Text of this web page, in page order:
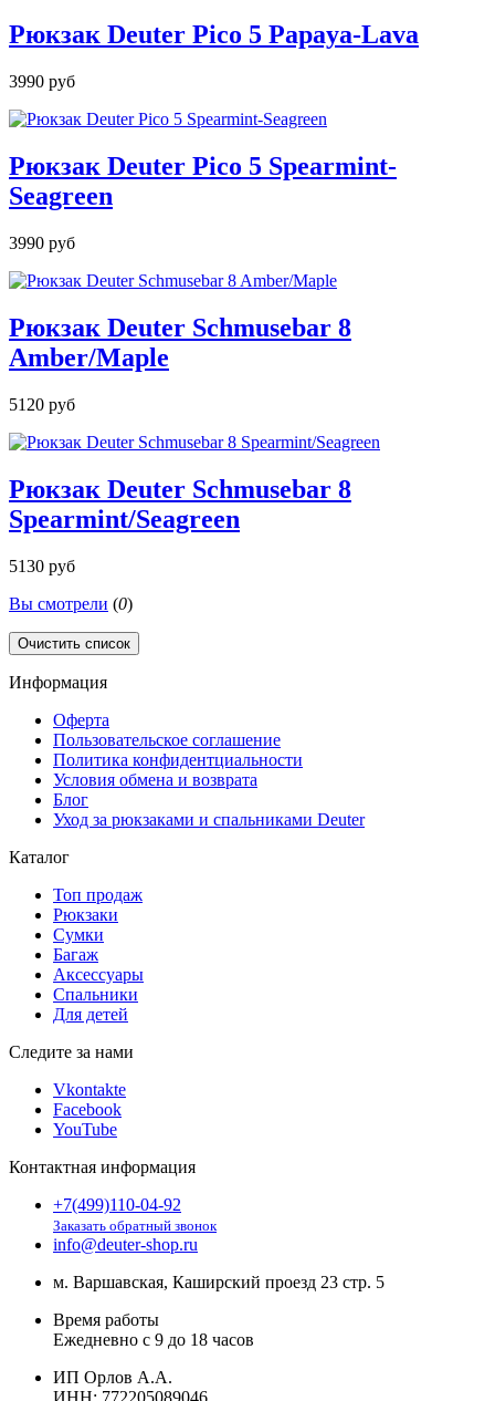
Рюкзак Deuter Pico 5 Papaya-Lava
3990 руб
Рюкзак Deuter Pico 5 Spearmint-
Seagreen
3990 руб
Рюкзак Deuter Schmusebar 8
Amber/Maple
5120 руб
Рюкзак Deuter Schmusebar 8
Spearmint/Seagreen
5130 руб
Вы смотрели (0)
Очистить список
Информация
Оферта
Пользовательское соглашение
Политика конфидентциальности
Условия обмена и возврата
Блог
Уход за рюкзаками и спальниками Deuter
Каталог
Топ продаж
Рюкзаки
Сумки
Багаж
Аксессуары
Спальники
Для детей
Следите за нами
Vkontakte
Facebook
YouTube
Контактная информация
+7(499)110-04-92
Заказать обратный звонок
info@deuter-shop.ru
м. Варшавская, Каширский проезд 23 стр. 5
Время работы
Ежедневно с 9 до 18 часов
ИП Орлов А.А.
ИНН: 772205089046